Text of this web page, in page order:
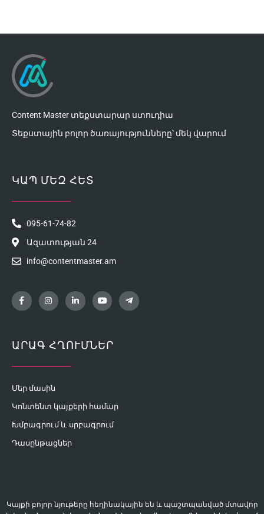
Content Master տեքստարար ստուդիա
Տեքստային բոլոր ծառայությունները՝ մեկ վարում
ԿԱՊ ՄԵԶ ՀԵՏ
095-61-74-82
Ազատության 24
info@contentmaster.am
ԱՐԱԳ ՀՂՈՒՄՆԵՐ
Մեր մասին
Կոնտենտ կայքերի համար
Խմբագրում և սրբագրում
Դասընթացներ
Կայքի բոլոր նյութերը հեղինակային են և պաշտպանված մտավոր